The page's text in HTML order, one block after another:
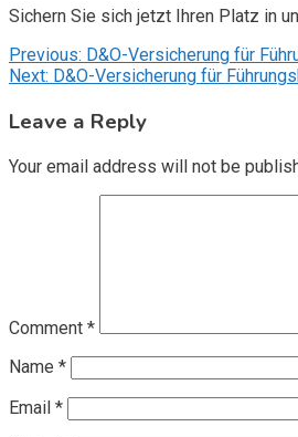
Sichern Sie sich jetzt Ihren Platz in
Post
navigation
Previous: D&O-Versicherung für
Next: D&O-Versicherung für
Leave a Reply
Your email address will not be
Comment *
Name *
Email *